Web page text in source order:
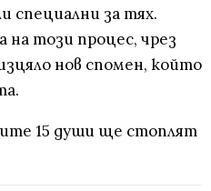
специални за тях.
на този процес, чрез
нов спомен, който
15 души ще стоплят